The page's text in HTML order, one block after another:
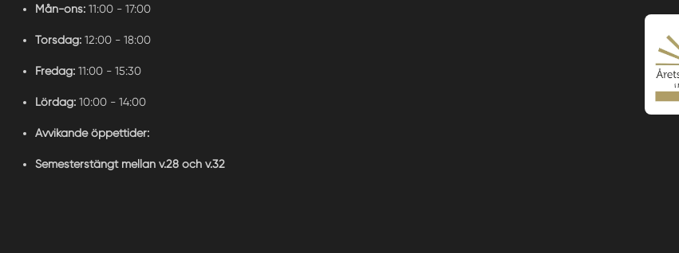
Mån-ons: 11:00 - 17:00
Torsdag: 12:00 - 18:00
Fredag: 11:00 - 15:30
Lördag: 10:00 - 14:00
Avvikande öppettider:
Semesterstängt mellan v.28 och v.32